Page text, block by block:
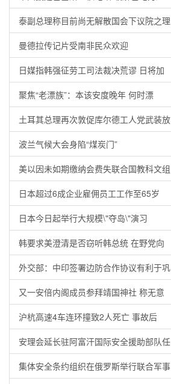
泰副总理称目前尚无解散国会下议院之理
曼德拉传记片受南非民众欢迎
日媒指韩强征劳工司法裁决荒谬 日将加
聚焦“老漂族”：本该安度晚年 何时漂
土耳其总理再次敦促库尔德工人党武装放
波兰气候大会身陷“煤炭门”
美以因未如期缴纳会费失联合国教科文组
日本超过6成企业雇佣员工工作至65岁
日本今日起举行大规模\"夺岛\"演习
韩要求美澄清是否窃听韩总统 在野党向
外交部：中印签署边防合作协议有利于巩
又一安倍内阁成员参拜靖国神社 称无意
沪杭高速4车连环撞致2人死亡 事故后
安理会延长驻阿富汗国际安全援助部队任
集体安全条约组织在俄罗斯举行联合军事